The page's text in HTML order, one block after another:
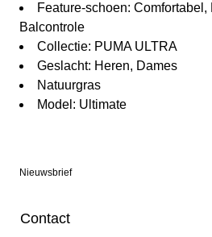
Feature-schoen:
Balcontrole
Collectie: PUMA ULTRA
Geslacht: Heren, Dames
Natuurgras
Model: Ultimate
Nieuwsbrief
Contact